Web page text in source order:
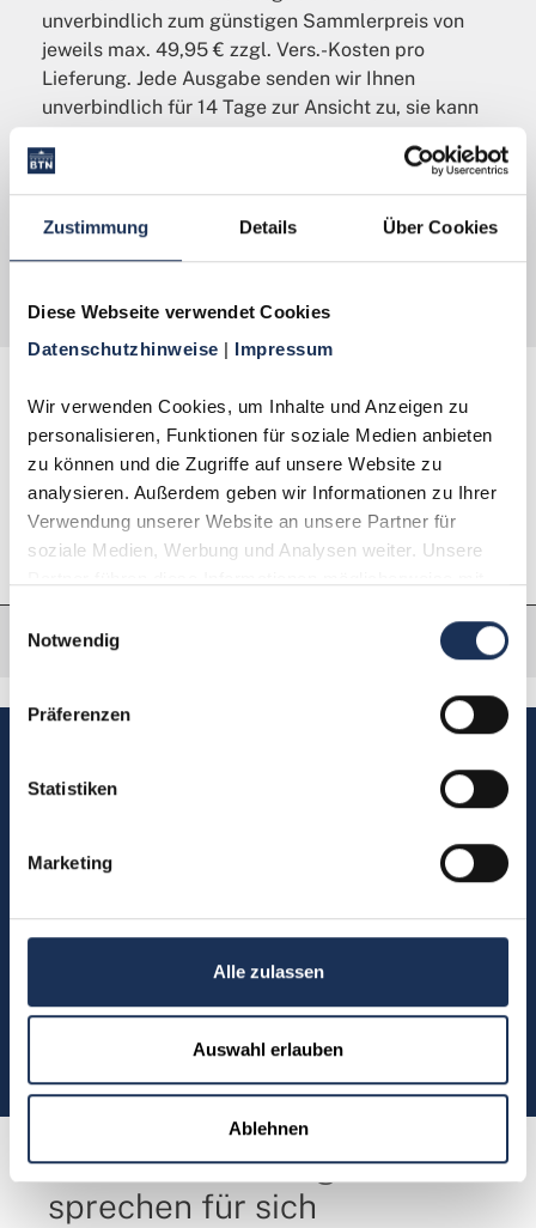
Zustimmung Details Über Cookies
Diese Webseite verwendet Cookies
Datenschutzhinweise | Impressum
Wir verwenden Cookies, um Inhalte und Anzeigen zu
personalisieren, Funktionen für soziale Medien anbieten
zu können und die Zugriffe auf unsere Website zu
analysieren. Außerdem geben wir Informationen zu Ihrer
Verwendung unserer Website an unsere Partner für
soziale Medien, Werbung und Analysen weiter. Unsere
haben oder die sie im Rahmen Ihrer Nutzung der Dienste
Notwendig
Präferenzen
Statistiken
Marketing
Alle zulassen
Auswahl erlauben
Ablehnen
unverbindlich zum günstigen Sammlerpreis von
jeweils max. 49,95 € zzgl. Vers.-Kosten pro
Lieferung. Jede Ausgabe senden wir Ihnen
unverbindlich für 14 Tage zur Ansicht zu, sie kann
werden. Sie können Ihre Kollektion ohne Angabe
von Gründen jederzeit pausieren oder auch ganz
beenden. Probieren Sie es aus, Sie werden
begrenzt.
Beschreibung
Eigenschaften
Münzen bestellen oder eine
(0)5304 906030
Kundenbewertungen
sprechen für sich